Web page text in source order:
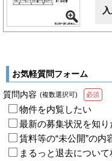
お気軽質問フォーム
質問内容 (複数選択可) 必須
物件を内覧したい
最新の募集状況を知り
賃料等の“未公開”の内
まるっと退去につい